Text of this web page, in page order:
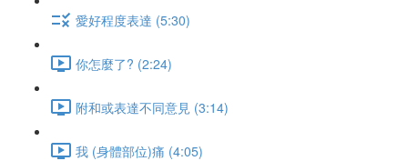
愛好程度表達 (5:30)
你怎麼了? (2:24)
附和或表達不同意見 (3:14)
我 (身體部位)痛 (4:05)